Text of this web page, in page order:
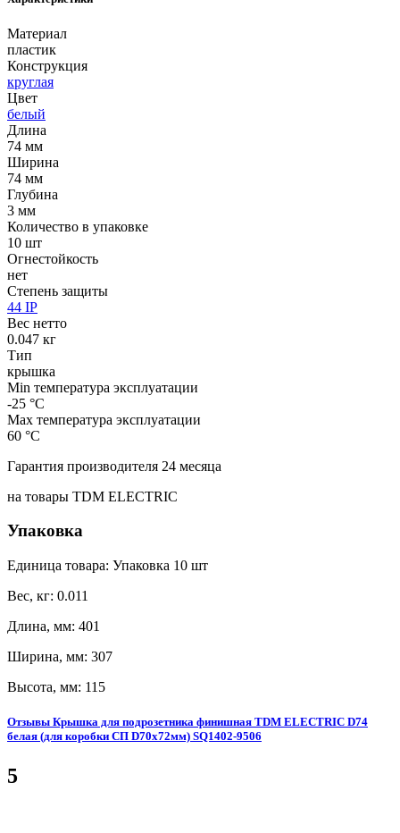
Материал
пластик
Конструкция
круглая
Цвет
белый
Длина
74 мм
Ширина
74 мм
Глубина
3 мм
Количество в упаковке
10 шт
Огнестойкость
нет
Степень защиты
44 IP
Вес нетто
0.047 кг
Тип
крышка
Min температура эксплуатации
-25 °С
Max температура эксплуатации
60 °С
Гарантия производителя 24 месяца
на товары TDM ELECTRIC
Упаковка
Единица товара: Упаковка 10 шт
Вес, кг: 0.011
Длина, мм: 401
Ширина, мм: 307
Высота, мм: 115
Отзывы Крышка для подрозетника финишная TDM ELECTRIC D74
белая (для коробки СП D70х72мм) SQ1402-9506
5